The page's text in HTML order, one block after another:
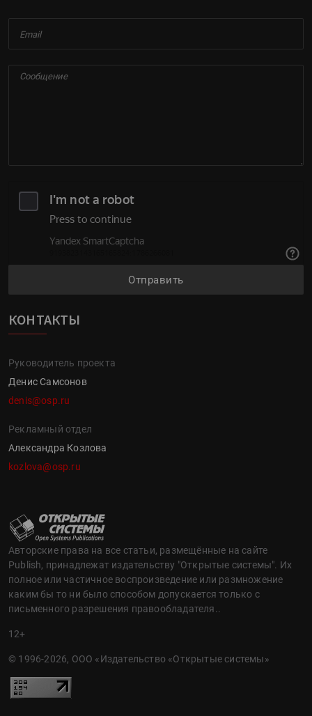
Отправить
КОНТАКТЫ
Руководитель проекта
Денис Самсонов
denis@osp.ru
Рекламный отдел
Александра Козлова
kozlova@osp.ru
Авторские права на все статьи, размещённые на сайте
Publish, принадлежат издательству "Открытые системы". Их
полное или частичное воспроизведение или размножение
каким бы то ни было способом допускается только с
письменного разрешения правообладателя..
12+
© 1996-2026, ООО «Издательство «Открытые системы»